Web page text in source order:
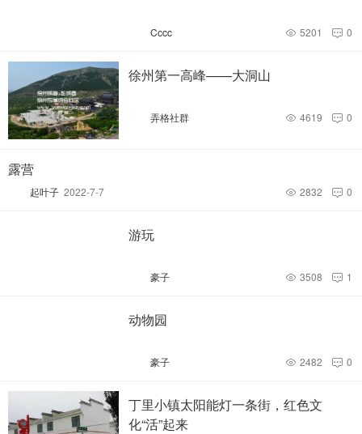
Cccc  0
 5201
徐州第一高峰——大洞山
弄格社群  0
 4619
露营
起叶子 2022-7-7  0
 2832
游玩
豪子  1
 3508
动物园
豪子  0
 2482
丁里小镇太阳能灯一条街，红色文
化“活”起来